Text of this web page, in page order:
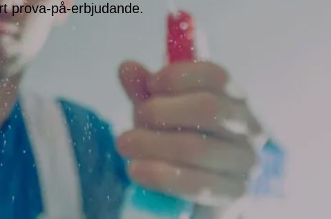
prova-på-erbjudande.